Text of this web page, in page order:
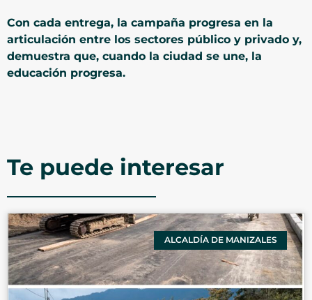
Con cada entrega, la campaña progresa en la
articulación entre los sectores público y privado y,
demuestra que, cuando la ciudad se une, la
educación progresa.
Te puede interesar
ALCALDÍA DE MANIZALES